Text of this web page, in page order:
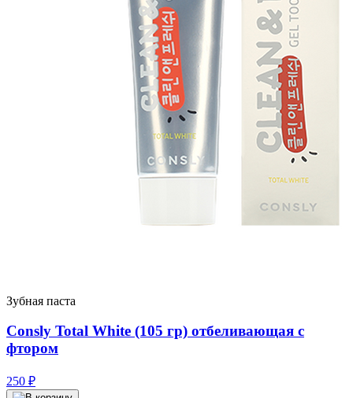
Зубная паста
Consly Total White (105 гр) отбеливающая с
фтором
250 ₽